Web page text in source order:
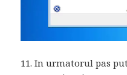
11. In urmatorul pas